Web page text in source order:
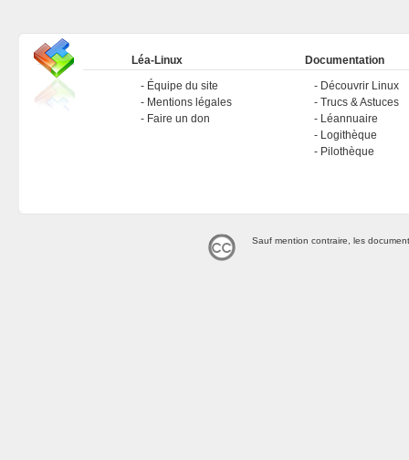
Léa-Linux
Équipe du site
Mentions légales
Faire un don
Documentation
Découvrir Linux
Trucs & Astuces
Léannuaire
Logithèque
Pilothèque
Sauf mention contraire, les